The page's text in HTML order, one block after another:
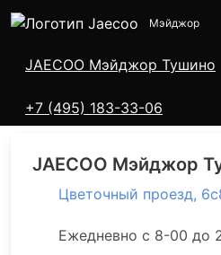
Мэйджор
JAECOO Мэйджор Тушино
+7 (495) 183-33-06
Адреса салонов
JAECOO Мэйджор
Цветочный проезд,
Ежедневно с 8-00 до